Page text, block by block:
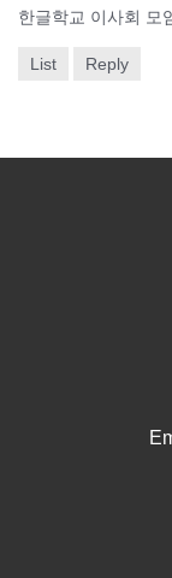
한글학교 이사회 모
List Reply